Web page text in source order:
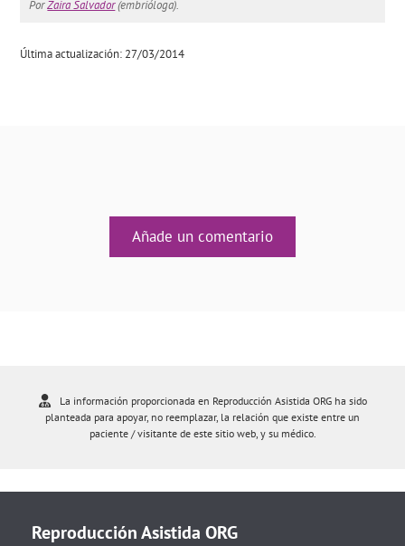
PorZaira Salvador(embrióloga).
Última actualización: 27/03/2014
Añade un comentario
La información proporcionada en Reproducción Asistida ORG ha sido
planteada para apoyar, no reemplazar, la relación que existe entre un
paciente / visitante de este sitio web, y su médico.
Reproducción Asistida ORG